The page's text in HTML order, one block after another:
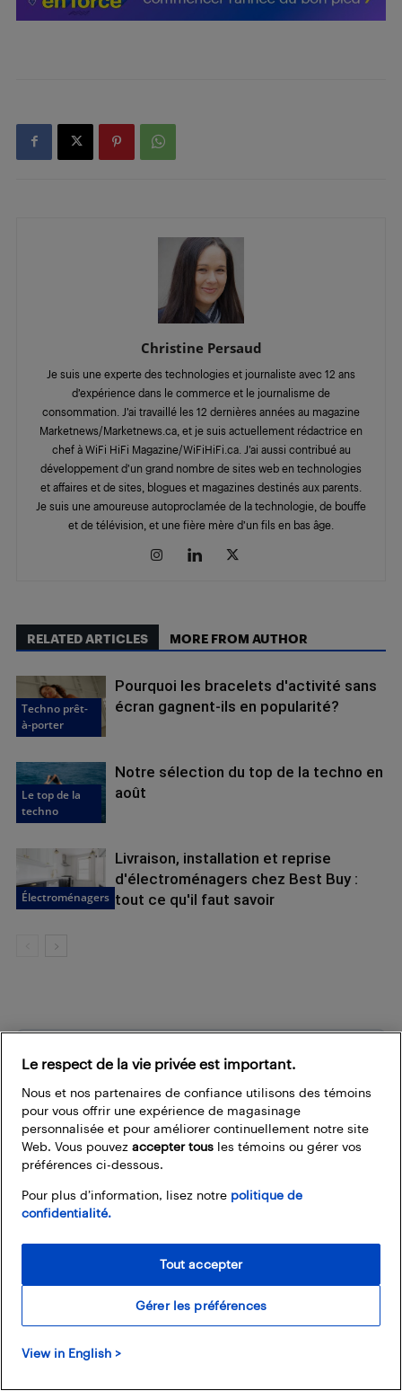
Christine Persaud
Je suis une experte des technologies et journaliste avec 12 ans
d’expérience dans le commerce et le journalisme de
consommation. J’ai travaillé les 12 dernières années au magazine
Marketnews/Marketnews.ca, et je suis actuellement rédactrice en
chef à WiFi HiFi Magazine/WiFiHiFi.ca. J’ai aussi contribué au
développement d’un grand nombre de sites web en technologies
et affaires et de sites, blogues et magazines destinés aux parents.
Je suis une amoureuse autoproclamée de la technologie, de bouffe
et de télévision, et une fière mère d’un fils en bas âge.
RELATED ARTICLES MORE FROM AUTHOR
Techno prêt-
à-porter
Pourquoi les bracelets d'activité sans
écran gagnent-ils en popularité?
Le top de la
techno
Notre sélection du top de la techno en
août
Électroménagers
Livraison, installation et reprise
d'électroménagers chez Best Buy :
tout ce qu'il faut savoir
Soyez le premier à savoir
Inscrivez-vous pour rester informé des offres les plus
intéressantes, des nouveaux produits les plus cool et des
événements de vente exclusifs.
Comment Best Buy utilise-t-elle mon adresse
Adresse courriel
Le respect de la vie privée est important.
Nous et nos partenaires de confiance utilisons des témoins
pour vous offrir une expérience de magasinage
personnalisée et pour améliorer continuellement notre site
Web. Vous pouvez accepter tous les témoins ou gérer vos
préférences ci-dessous.
Pour plus d’information, lisez notre
View in English >
politique de
confidentialité.
Gérer les préférences
Tout accepter